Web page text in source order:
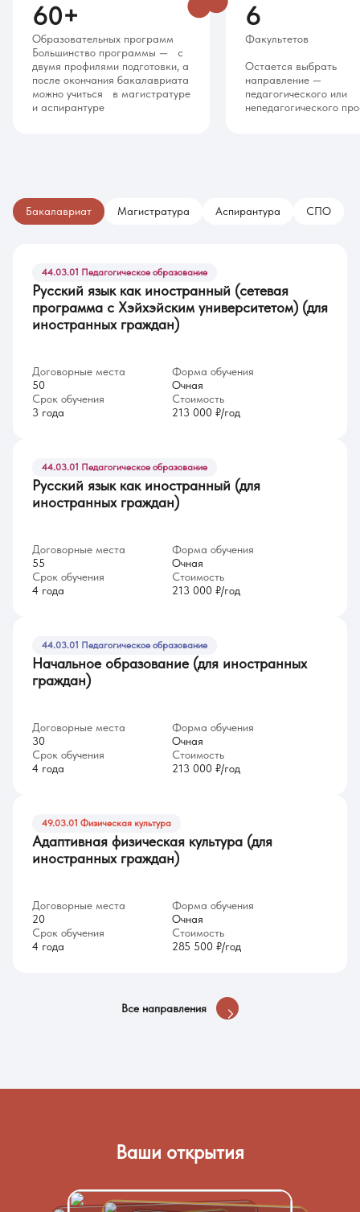
60+
Образовательных программ
Большинство программы — с
двумя профилями подготовки, а
после окончания бакалавриата
можно учиться в магистратуре
и аспирантуре
6
Факультетов
Остается выбрать
направление —
педагогического или
непедагогического
Бакалавриат Магистратура Аспирантура СПО
44.03.01 Педагогическое образование
Русский язык как иностранный (сетевая
программа с Хэйхэйским университетом) (для
иностранных граждан)
Договорные места
50
Форма обучения
Очная
Срок обучения
3 года
Стоимость
213 000 ₽/год
44.03.01 Педагогическое образование
Русский язык как иностранный (для
иностранных граждан)
Договорные места
55
Форма обучения
Очная
Срок обучения
4 года
Стоимость
213 000 ₽/год
44.03.01 Педагогическое образование
Начальное образование (для иностранных
граждан)
Договорные места
30
Форма обучения
Очная
Срок обучения
4 года
Стоимость
213 000 ₽/год
49.03.01 Физическая культура
Адаптивная физическая культура (для
иностранных граждан)
Договорные места
20
Форма обучения
Очная
Срок обучения
4 года
Стоимость
285 500 ₽/год
Все направления
Ваши открытия